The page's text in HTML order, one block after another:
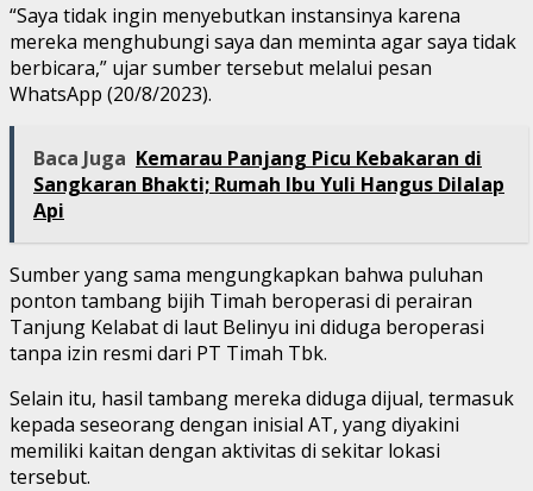
“Saya tidak ingin menyebutkan instansinya karena
mereka menghubungi saya dan meminta agar saya tidak
berbicara,” ujar sumber tersebut melalui pesan
WhatsApp (20/8/2023).
Baca Juga Kemarau Panjang Picu Kebakaran di
Sangkaran Bhakti; Rumah Ibu Yuli Hangus Dilalap
Api
Sumber yang sama mengungkapkan bahwa puluhan
ponton tambang bijih Timah beroperasi di perairan
Tanjung Kelabat di laut Belinyu ini diduga beroperasi
tanpa izin resmi dari PT Timah Tbk.
Selain itu, hasil tambang mereka diduga dijual, termasuk
kepada seseorang dengan inisial AT, yang diyakini
memiliki kaitan dengan aktivitas di sekitar lokasi
tersebut.